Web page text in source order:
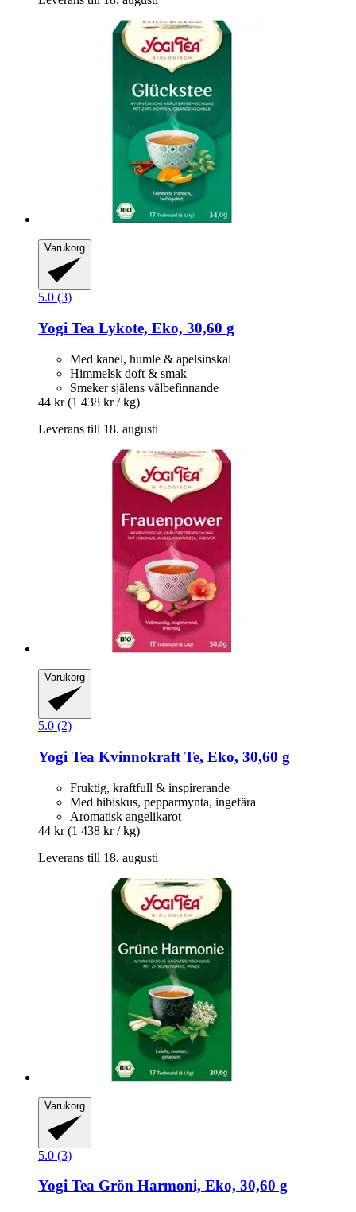
Varukorg
5.0 (3)
Yogi Tea Lykote, Eko, 30,60 g
Med kanel, humle & apelsinskal
Himmelsk doft & smak
Smeker själens välbefinnande
44 kr (1 438 kr / kg)
Leverans till 18. augusti
Varukorg
5.0 (2)
Yogi Tea Kvinnokraft Te, Eko, 30,60 g
Fruktig, kraftfull & inspirerande
Med hibiskus, pepparmynta, ingefära
Aromatisk angelikarot
44 kr (1 438 kr / kg)
Leverans till 18. augusti
Varukorg
5.0 (3)
Yogi Tea Grön Harmoni, Eko, 30,60 g